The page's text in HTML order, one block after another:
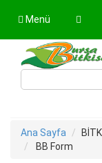
Menü
Ana Sayfa
BB Form